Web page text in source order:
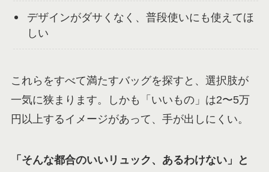
デザインがダサくなく、普段使いにも使えてほ
しい
これらをすべて満たすバッグを探すと、選択肢が
一気に狭まります。しかも「いいもの」は2〜5万
円以上するイメージがあって、手が出しにくい。
「そんな都合のいいリュック、あるわけない」と